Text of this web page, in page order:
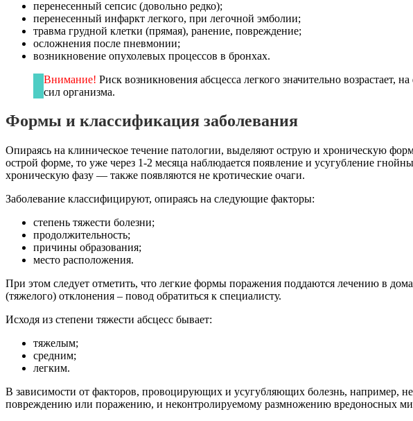
перенесенный сепсис (довольно редко);
перенесенный инфаркт легкого, при легочной эмболии;
травма грудной клетки (прямая), ранение, повреждение;
осложнения после пневмонии;
возникновение опухолевых процессов в бронхах.
Внимание! Риск возникновения абсцесса легкого значительно возрастает,
сил организма.
Формы и классификация заболевания
Опираясь на клиническое течение патологии, выделяют острую и хроническую
острой форме, то уже через 1-2 месяца наблюдается появление и усугубление
хроническую фазу — также появляются не кротические очаги.
Заболевание классифицируют, опираясь на следующие факторы:
степень тяжести болезни;
продолжительность;
причины образования;
место расположения.
При этом следует отметить, что легкие формы поражения поддаются лечению в
(тяжелого) отклонения – повод обратиться к специалисту.
Исходя из степени тяжести абсцесс бывает:
тяжелым;
средним;
легким.
В зависимости от факторов, провоцирующих и усугубляющих болезнь, например,
повреждению или поражению, и неконтролируемому размножению вредоносных